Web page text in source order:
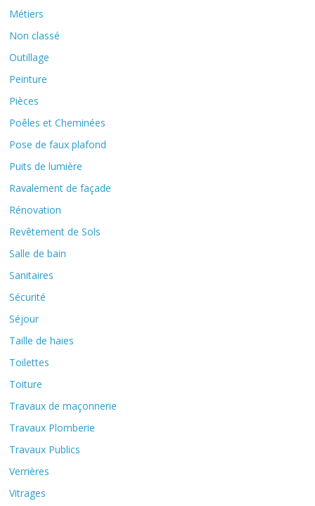
Métiers
Non classé
Outillage
Peinture
Pièces
Poêles et Cheminées
Pose de faux plafond
Puits de lumière
Ravalement de façade
Rénovation
Revêtement de Sols
Salle de bain
Sanitaires
Sécurité
Séjour
Taille de haies
Toilettes
Toiture
Travaux de maçonnerie
Travaux Plomberie
Travaux Publics
Verrières
Vitrages